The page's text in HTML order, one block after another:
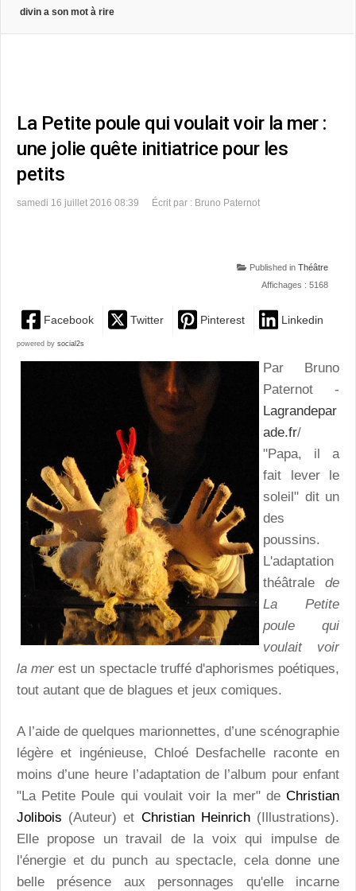
divin a son mot à rire
La Petite poule qui voulait voir la mer :
une jolie quête initiatrice pour les
petits
samedi 16 juillet 2016 08:39 Écrit par : Bruno Paternot
Published in Théâtre
Affichages : 5168
Facebook Twitter Pinterest Linkedin
powered by social2s
Par Bruno
Paternot -
Lagrandepar
ade.fr/
"Papa, il a
fait lever le
soleil" dit un
des
poussins.
L'adaptation
théâtrale de
La Petite
poule qui
voulait voir
la merest un spectacle truffé d'aphorismes poétiques,
tout autant que de blagues et jeux comiques.
A l’aide de quelques marionnettes, d’une scénographie
légère et ingénieuse, Chloé Desfachelle raconte en
moins d’une heure l’adaptation de l’album pour enfant
"La Petite Poule qui voulait voir la mer" de Christian
Jolibois (Auteur) et Christian Heinrich(Illustrations).
Elle propose un travail de la voix qui impulse de
l'énergie et du punch au spectacle, cela donne une
belle présence aux personnages qu'elle incarne